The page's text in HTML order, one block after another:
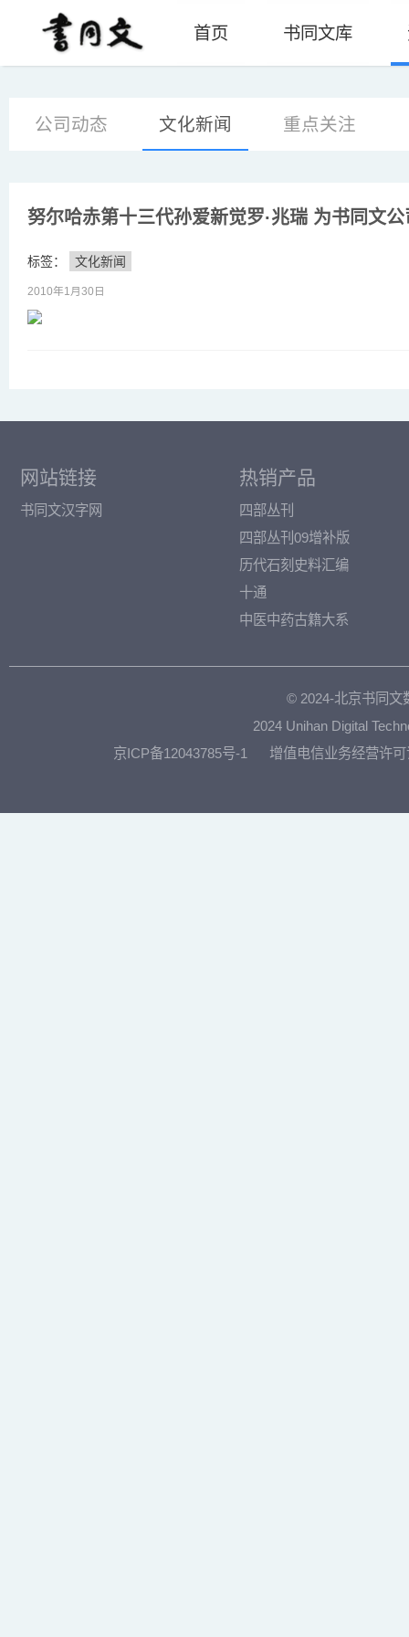
首页 书同文库
公司动态 文化新闻 重点关注
努尔哈赤第十三代孙爱新觉罗·兆瑞 为书同文
标签： 文化新闻
2010年1月30日
网站链接
书同文汉字网
热销产品
四部丛刊
四部丛刊09增补版
历代石刻史料汇编
十通
中医中药古籍大系
© 2024-北京书同文
2024 Unihan Digital
京ICP备12043785号-1
增值电信业务经营许